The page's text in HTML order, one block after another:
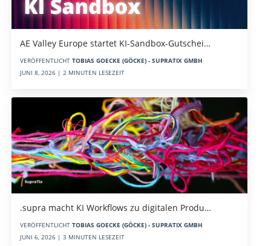
AE Valley Europe startet KI-Sandbox-Gutschei…
VERÖFFENTLICHT TOBIAS GOECKE (GÖCKE) - SUPRATIX GMBH
JUNI 8, 2026 | 2 MINUTEN LESEZEIT
.supra macht KI Workflows zu digitalen Produ…
VERÖFFENTLICHT TOBIAS GOECKE (GÖCKE) - SUPRATIX GMBH
JUNI 6, 2026 | 3 MINUTEN LESEZEIT